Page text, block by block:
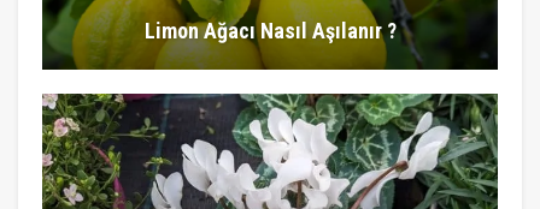
Limon Ağacı Nasıl Aşılanır ?